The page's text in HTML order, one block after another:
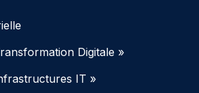
Digitale »
IT »